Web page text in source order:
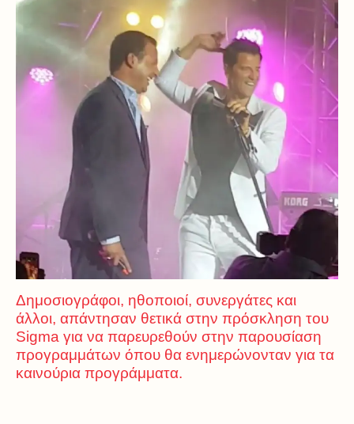
Δημοσιογράφοι, ηθοποιοί, συνεργάτες και
άλλοι, απάντησαν θετικά στην πρόσκληση του
Sigma για να παρευρεθούν στην παρουσίαση
προγραμμάτων όπου θα ενημερώνονταν για τα
καινούρια προγράμματα.